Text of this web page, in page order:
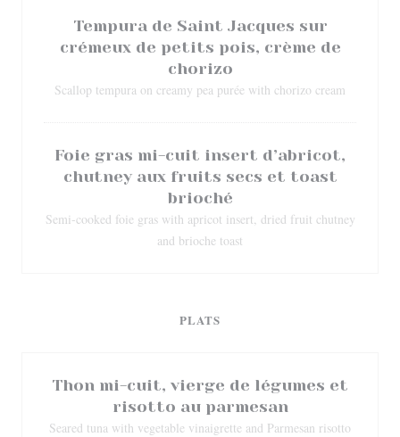
Tempura de Saint Jacques sur
crémeux de petits pois, crème de
chorizo
Scallop tempura on creamy pea purée with chorizo cream
Foie gras mi-cuit insert d’abricot,
chutney aux fruits secs et toast
brioché
Semi-cooked foie gras with apricot insert, dried fruit chutney
and brioche toast
PLATS
Thon mi-cuit, vierge de légumes et
risotto au parmesan
Seared tuna with vegetable vinaigrette and Parmesan risotto